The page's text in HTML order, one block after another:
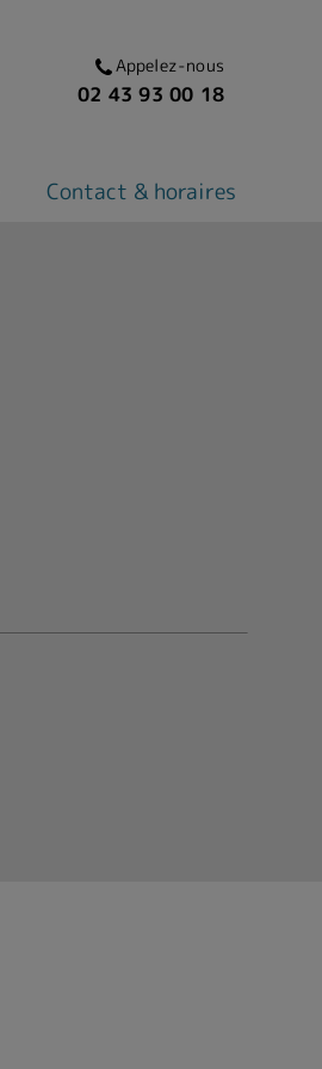
Appelez-nous
02 43 93 00 18
Contact & horaires